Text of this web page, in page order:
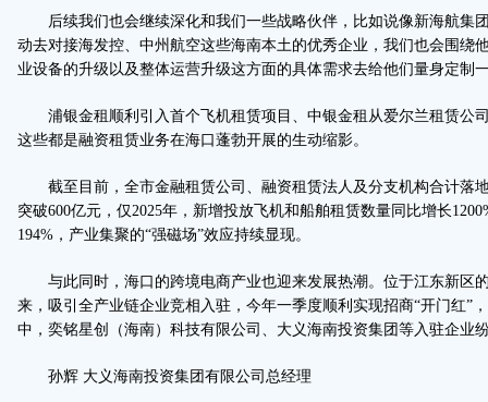
后续我们也会继续深化和我们一些战略伙伴，比如说像新海航集
动去对接海发控、中州航空这些海南本土的优秀企业，我们也会围绕
业设备的升级以及整体运营升级这方面的具体需求去给他们量身定制
浦银金租顺利引入首个飞机租赁项目、中银金租从爱尔兰租赁公司
这些都是融资租赁业务在海口蓬勃开展的生动缩影。
截至目前，全市金融租赁公司、融资租赁法人及分支机构合计落
突破600亿元，仅2025年，新增投放飞机和船舶租赁数量同比增长
194%，产业集聚的“强磁场”效应持续显现。
与此同时，海口的跨境电商产业也迎来发展热潮。位于江东新区
来，吸引全产业链企业竞相入驻，今年一季度顺利实现招商“开门红”
中，奕铭星创（海南）科技有限公司、大义海南投资集团等入驻企业
孙辉 大义海南投资集团有限公司总经理